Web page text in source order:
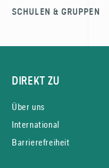
SCHULEN & GRUPPEN
DIREKT ZU
Über uns
International
Barrierefreiheit